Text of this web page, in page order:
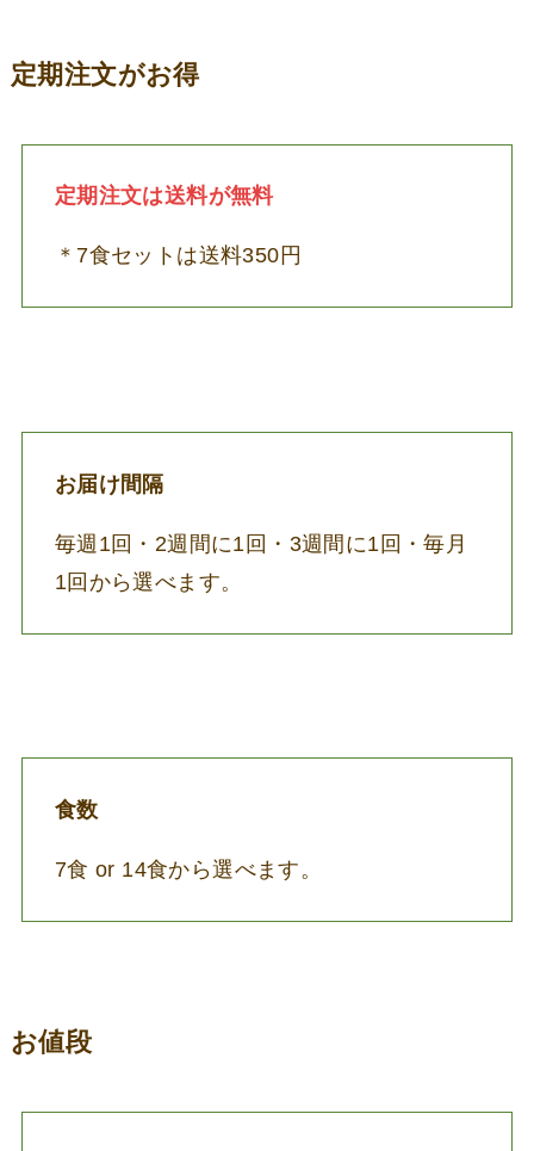
定期注文がお得
定期注文は送料が無料
＊7食セットは送料350円
お届け間隔
毎週1回・2週間に1回・3週間に1回・毎月
1回から選べます。
食数
7食 or 14食から選べます。
お値段